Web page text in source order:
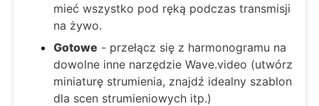
mieć wszystko pod ręką podczas transmisji
na żywo.
Gotowe - przełącz się z harmonogramu na
dowolne inne narzędzie Wave.video (utwórz
miniaturę strumienia, znajdź idealny szablon
dla scen strumieniowych itp.)